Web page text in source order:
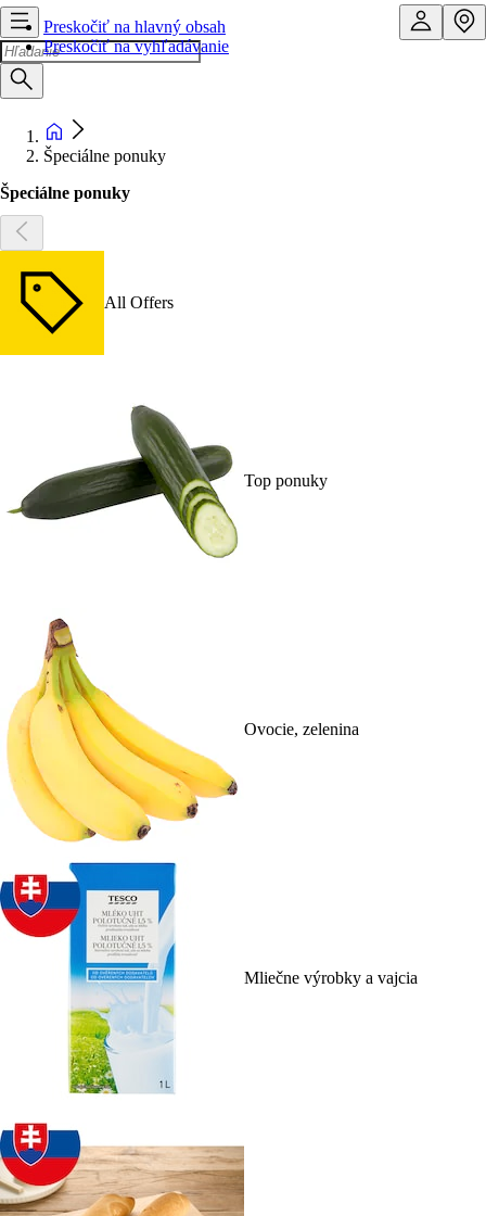
Preskočiť na hlavný obsah
Preskočiť na vyhľadávanie
Špeciálne ponuky
Špeciálne ponuky
All Offers
Top ponuky
Ovocie, zelenina
Mliečne výrobky a vajcia